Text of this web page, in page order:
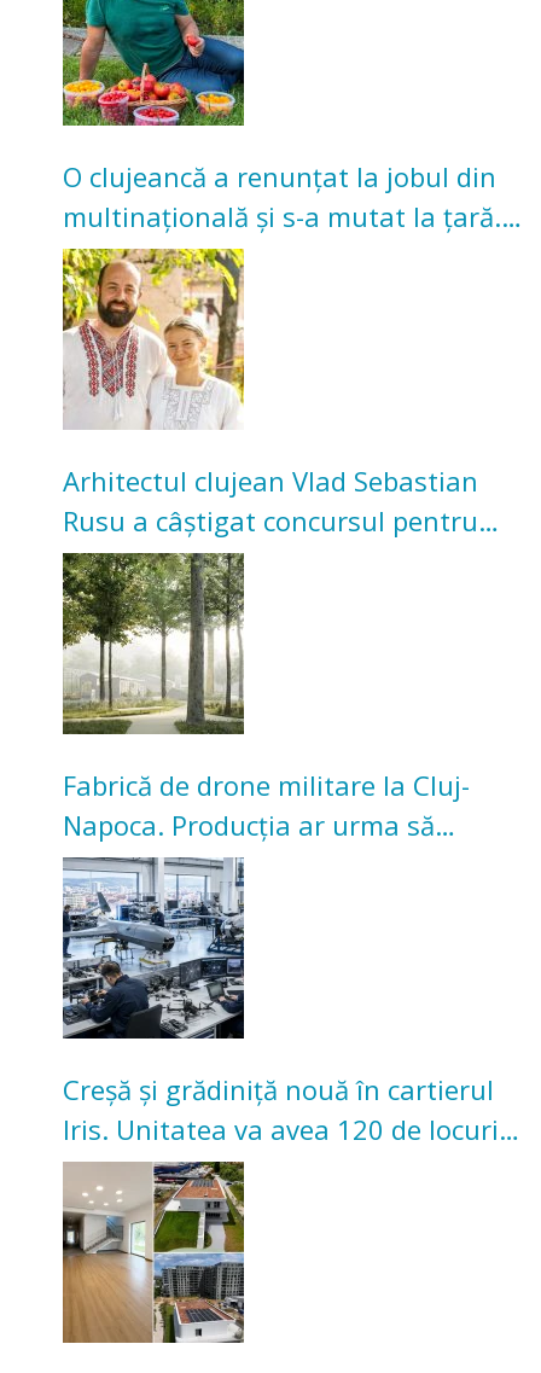
O clujeancă a renunțat la jobul din
multinațională și s-a mutat la țară.
Acum cultivă legume în grădina
bunicilor
Arhitectul clujean Vlad Sebastian
Rusu a câștigat concursul pentru
transformarea Grădinii Casei
Universitarilor
Fabrică de drone militare la Cluj-
Napoca. Producția ar urma să
înceapă în toamna acestui an
Creșă și grădiniță nouă în cartierul
Iris. Unitatea va avea 120 de locuri
pentru copii